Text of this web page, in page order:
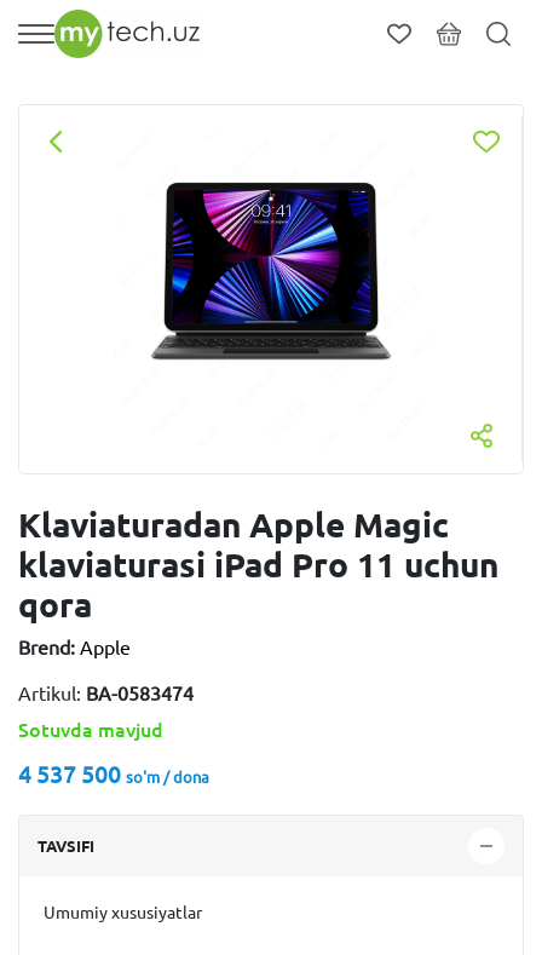
Klaviaturadan Apple Magic
klaviaturasi iPad Pro 11 uchun
qora
Brend: Apple
Artikul: BA-0583474
Sotuvda mavjud
4 537 500 so'm / dona
TAVSIFI
Umumiy xususiyatlar